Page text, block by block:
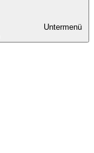
Untermenü